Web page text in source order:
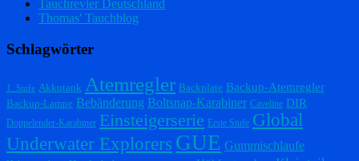
Tauchrevier Deutschland
Thomas' Tauchblog
Schlagwörter
1. Stufe Akkutank Atemregler Backplate Backup-Atemregler
Backup-Lampe Bebänderung Boltsnap-Karabiner Caveline DIR
Doppelender-Karabiner Einsteigerserie Erste Stufe Global
Underwater Explorers GUE Gummischlaufe